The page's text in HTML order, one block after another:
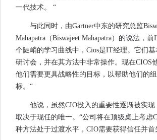
一代技术。 “
与此同时，由Gartner中东的研究总监
Mahapatra（Biswajeet Mahapatra）的说法，
个陡峭的学习曲线中，Cios是IT经理。它们
研讨会，并在其方法中非常操作。现在CIOS
他们需要更具战略性的目标，以帮助他们的
标。“
他说，虽然CIO投入的重要性逐渐被实
取决于现任的唯一。“公司将在顶级桌上考虑
种方法处于过渡水平，CIO需要获得信任并首